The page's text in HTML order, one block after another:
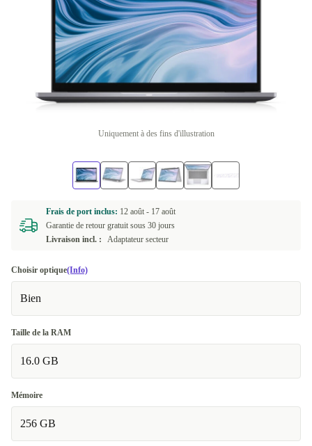
Uniquement à des fins d'illustration
Frais de port inclus: 12 août - 17 août
Garantie de retour gratuit sous 30 jours
Livraison incl. :
Adaptateur secteur
Choisir optique(Info)
Bien
Taille de la RAM
16.0 GB
Mémoire
256 GB